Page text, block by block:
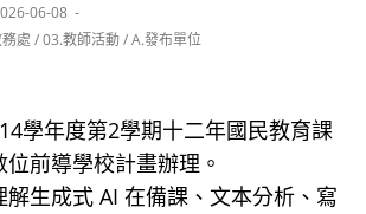
06-08
處 /03.教師活動/A.發布單位
學年度第2學期十二年國民教育課
前導學校計畫辦理。
解生成式 AI 在備課、文本分析、寫